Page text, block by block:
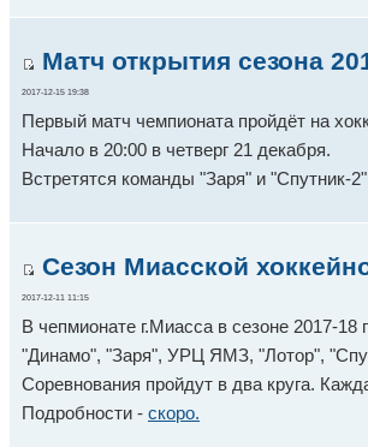
Матч открытия сезона
2017-12-15 19:38
Первый матч чемпионата пройдёт на
Начало в 20:00 в четверг 21 декабря.
Встретятся команды "Заря" и "Спутник-
Сезон Миасской
2017-12-11 11:15
В чепмионате г.Миасса в сезоне 2017-18
"Динамо", "Заря", УРЦ ЯМЗ, "Лотор",
Соревнования пройдут в два круга.
Подробности - скоро.